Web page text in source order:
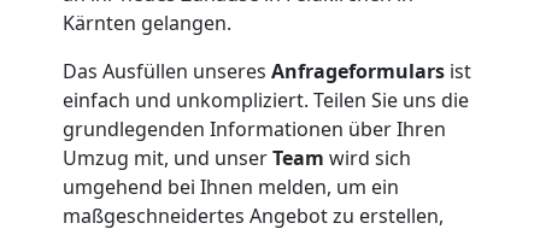
Kärnten gelangen.
Das Ausfüllen unseres Anfrageformulars ist
einfach und unkompliziert. Teilen Sie uns die
grundlegenden Informationen über Ihren
Umzug mit, und unserTeam wird sich
umgehend bei Ihnen melden, um ein
maßgeschneidertes Angebot zu erstellen,
Lagerung
Wiener
Neustadt